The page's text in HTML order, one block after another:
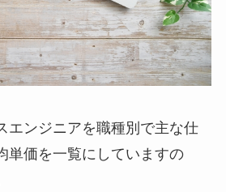
エンジニアを職種別で主な仕
単価を一覧にしていますの